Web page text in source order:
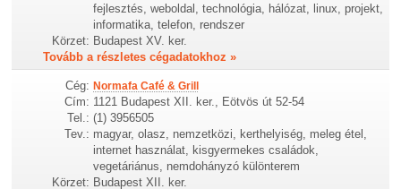
fejlesztés, weboldal, technológia, hálózat, linux, projekt,
informatika, telefon, rendszer
Körzet: Budapest XV. ker.
Tovább a részletes cégadatokhoz »
Cég: Normafa Café & Grill
Cím: 1121 Budapest XII. ker., Eötvös út 52-54
Tel.: (1) 3956505
Tev.: magyar, olasz, nemzetközi, kerthelyiség, meleg étel,
internet használat, kisgyermekes családok,
vegetáriánus, nemdohányzó különterem
Körzet: Budapest XII. ker.